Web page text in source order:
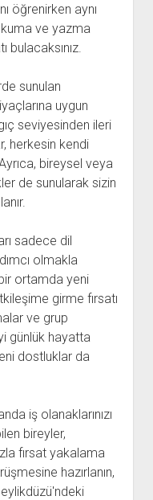
öğrenirken aynı
ve yazma
bulacaksınız.
sunulan
uygun
seviyesinden ileri
herkesin kendi
bireysel veya
de sunularak sizin
sadece dil
olmakla
ortamda yeni
girme fırsatı
ve grup
günlük hayatta
dostluklar da
iş olanaklarınızı
bireyler,
fırsat yakalama
hazırlanın,